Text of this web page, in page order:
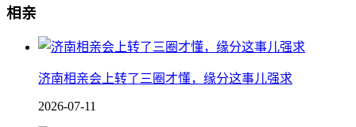
相亲
济南相亲会上转了三圈才懂，缘分这事儿强求
2026-07-11